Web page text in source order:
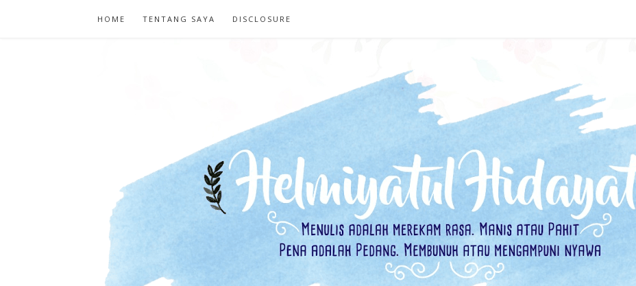
HOME TENTANG SAYA DISCLOSURE